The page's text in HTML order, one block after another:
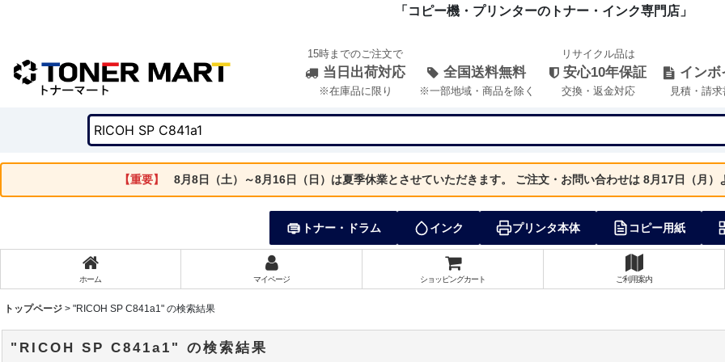
「コピー機・プリンターのトナー・インク専門店」
15時までのご注文で
当日出荷対応
※在庫品に限り
全国送料無料
※一部地域・商品を除く
リサイクル品は
安心10年保証
交換・返金対応
インボ
見積・請
【重要】 8月8日（土）～8月16日（日）は夏季休業とさせていただきます。 ご注文・お問い合わせは 8月17日（月
トナー・ドラム インク プリンタ本体 コピー用紙
ホーム マイページ ショッピングカート ご利用案内
トップページ > "RICOH SP C841a1" の検索結果
"RICOH SP C841a1" の検索結果